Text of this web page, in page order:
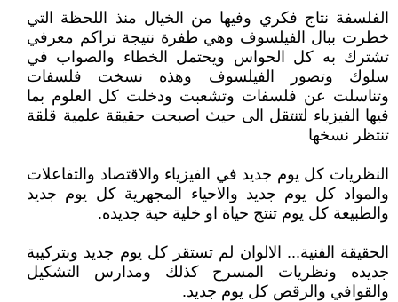
الفلسفة نتاج فكري وفيها من الخيال منذ اللحظة التي
خطرت ببال الفيلسوف وهي طفرة نتيجة تراكم معرفي
تشترك به كل الحواس ويحتمل الخطاء والصواب في
سلوك وتصور الفيلسوف وهذه نسخت فلسفات
وتناسلت عن فلسفات وتشعبت ودخلت كل العلوم بما
فيها الفيزياء لتنتقل الى حيث اصبحت حقيقة علمية قلقة
تنتظر نسخها
النظريات كل يوم جديد في الفيزياء والاقتصاد والتفاعلات
والمواد كل يوم جديد والاحياء المجهرية كل يوم جديد
والطبيعة كل يوم تنتج حياة او خلية حية جديده.
الحقيقة الفنية... الالوان لم تستقر كل يوم جديد وبتركيبة
جديده ونظريات المسرح كذلك ومدارس التشكيل
والقوافي والرقص كل يوم جديد.